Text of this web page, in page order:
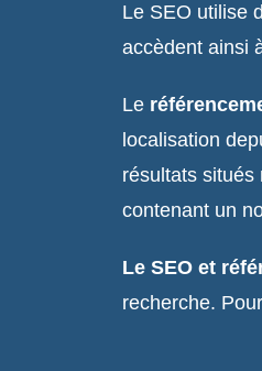
Le SEO utilise
accèdent ainsi
Le
localisation
résultats situés
contenant un
Le SEO et
recherche.